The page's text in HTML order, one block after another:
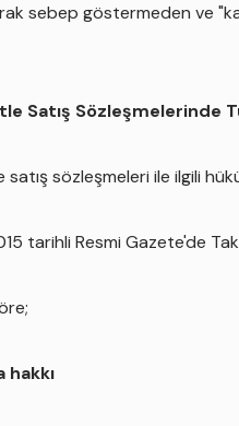
sebep göstermeden ve
Satış Sözleşmelerinde
satış sözleşmeleri ile ilgili
tarihli Resmi Gazete'de
hakkı